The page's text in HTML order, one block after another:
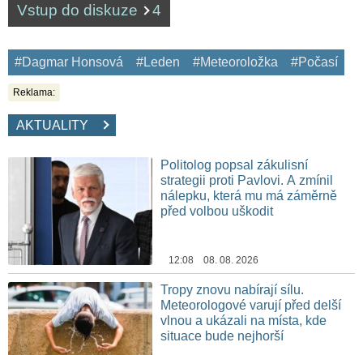
Vstup do diskuze 4
#Dagmar Honsová #Leden #Meteoroložka #Počasí
Reklama:
AKTUALITY
Politolog popsal zákulisní
strategii proti Pavlovi. A zmínil
nálepku, která mu má záměrně
před volbou uškodit
12:08 08. 08. 2026
Tropy znovu nabírají sílu.
Meteorologové varují před delší
vlnou a ukázali na místa, kde
situace bude nejhorší